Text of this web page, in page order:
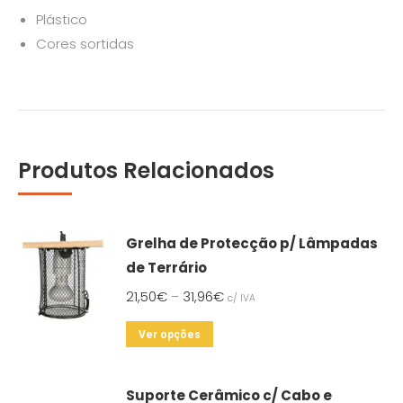
Plástico
Cores sortidas
Produtos Relacionados
Grelha de Protecção p/ Lâmpadas
de Terrário
21,50€ – 31,96€ c/ IVA
Ver opções
Suporte Cerâmico c/ Cabo e